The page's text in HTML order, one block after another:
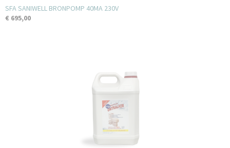
SFA SANIWELL BRONPOMP 40MA 230V
€ 695,00